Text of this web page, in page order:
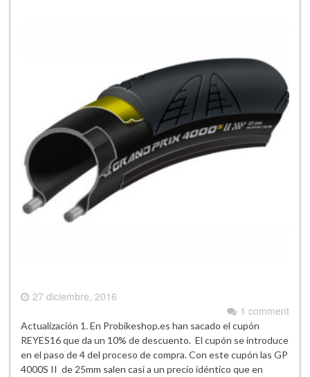
27 diciembre, 2016
1 comment
Actualización 1. En Probikeshop.es han sacado el cupón
REYES16 que da un 10% de descuento. El cupón se introduce
en el paso de 4 del proceso de compra. Con este cupón las GP
4000S II de 25mm salen casi a un precio idéntico que en